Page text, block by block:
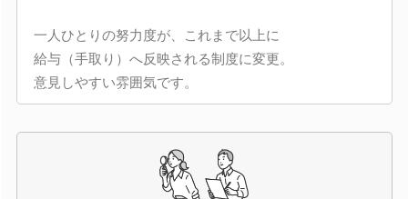
一人ひとりの努力度が、これまで以上に
給与（手取り）へ反映される制度に変更。
意見しやすい雰囲気です。